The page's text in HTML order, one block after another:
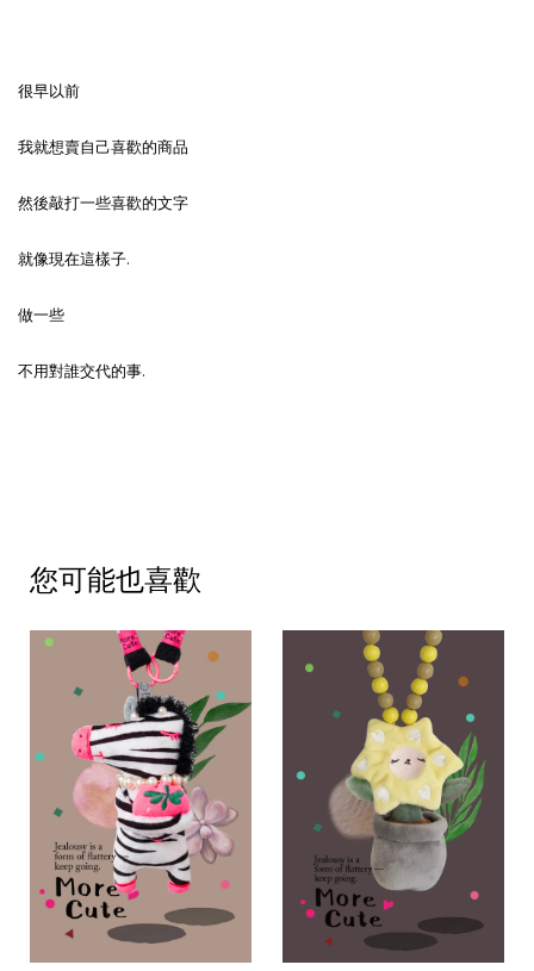
很早以前
我就想賣自己喜歡的商品
然後敲打一些喜歡的文字
就像現在這樣子.
做一些
不用對誰交代的事.
您可能也喜歡